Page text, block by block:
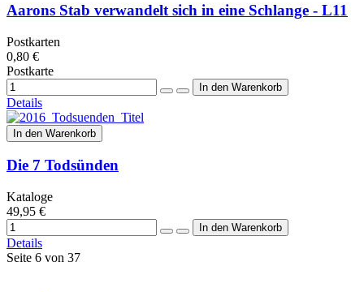
Aarons Stab verwandelt sich in eine Schlange - L11
Postkarten
0,80 €
Postkarte
Details
In den Warenkorb
Die 7 Todsünden
Kataloge
49,95 €
Details
Seite 6 von 37